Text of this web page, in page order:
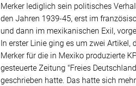
Merker lediglich sein politisches
den Jahren 1939-45, erst im
und dann im mexikanischen Exil,
In erster Linie ging es um zwei Artikel,
Merker für die in Mexiko produzierte
gesteuerte Zeitung "Freies
geschrieben hatte. Das hatte sich